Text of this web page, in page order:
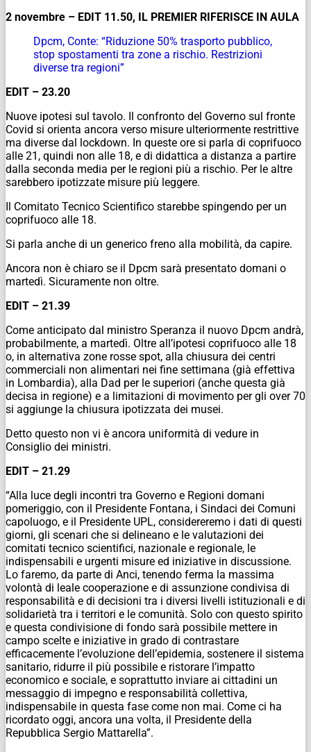
2 novembre – EDIT 11.50, IL PREMIER RIFERISCE IN AULA
Dpcm, Conte: “Riduzione 50% trasporto pubblico,
stop spostamenti tra zone a rischio. Restrizioni
diverse tra regioni”
EDIT – 23.20
Nuove ipotesi sul tavolo. Il confronto del Governo sul fronte
Covid si orienta ancora verso misure ulteriormente restrittive
ma diverse dal lockdown. In queste ore si parla di coprifuoco
alle 21, quindi non alle 18, e di didattica a distanza a partire
dalla seconda media per le regioni più a rischio. Per le altre
sarebbero ipotizzate misure più leggere.
Il Comitato Tecnico Scientifico starebbe spingendo per un
coprifuoco alle 18.
Si parla anche di un generico freno alla mobilità, da capire.
Ancora non è chiaro se il Dpcm sarà presentato domani o
martedì. Sicuramente non oltre.
EDIT – 21.39
Come anticipato dal ministro Speranza il nuovo Dpcm andrà,
probabilmente, a martedì. Oltre all’ipotesi coprifuoco alle 18
o, in alternativa zone rosse spot, alla chiusura dei centri
commerciali non alimentari nei fine settimana (già effettiva
in Lombardia), alla Dad per le superiori (anche questa già
decisa in regione) e a limitazioni di movimento per gli over 70
si aggiunge la chiusura ipotizzata dei musei.
Detto questo non vi è ancora uniformità di vedure in
Consiglio dei ministri.
EDIT – 21.29
“Alla luce degli incontri tra Governo e Regioni domani
pomeriggio, con il Presidente Fontana, i Sindaci dei Comuni
capoluogo, e il Presidente UPL, considereremo i dati di questi
giorni, gli scenari che si delineano e le valutazioni dei
comitati tecnico scientifici, nazionale e regionale, le
indispensabili e urgenti misure ed iniziative in discussione.
Lo faremo, da parte di Anci, tenendo ferma la massima
volontà di leale cooperazione e di assunzione condivisa di
responsabilità e di decisioni tra i diversi livelli istituzionali e di
solidarietà tra i territori e le comunità. Solo con questo spirito
e questa condivisione di fondo sarà possibile mettere in
campo scelte e iniziative in grado di contrastare
efficacemente l’evoluzione dell’epidemia, sostenere il sistema
sanitario, ridurre il più possibile e ristorare l’impatto
economico e sociale, e soprattutto inviare ai cittadini un
messaggio di impegno e responsabilità collettiva,
indispensabile in questa fase come non mai. Come ci ha
ricordato oggi, ancora una volta, il Presidente della
Repubblica Sergio Mattarella”.